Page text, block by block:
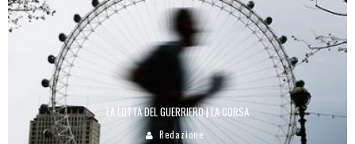
LA LOTTA DEL GUERRIERO | LA CORSA
Redazione